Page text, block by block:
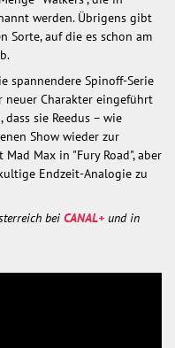
werden. Übrigens gibt
Sorte, auf die es schon am
spannendere Spinoff-Serie
neuer Charakter eingeführt
sie Reedus – wie
Show wieder zur
Max in "Fury Road", aber
Endzeit-Analogie zu
bei CANAL+ und in